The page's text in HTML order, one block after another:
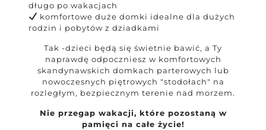
długo po wakacjach
komfortowe duże domki idealne dla dużych
rodzin i pobytów z dziadkami
Tak -dzieci będą się świetnie bawić, a Ty
naprawdę odpoczniesz w komfortowych
skandynawskich domkach parterowych lub
nowoczesnych piętrowych "stodołach" na
rozległym, bezpiecznym terenie nad morzem.
Nie przegap wakacji, które pozostaną w
pamięci na całe życie!